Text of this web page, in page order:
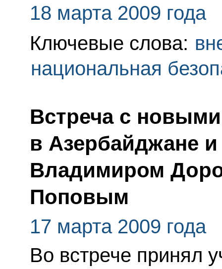
18 марта 2009 года
Ключевые слова:
национальная
Встреча с
в Азербайджане
Владимиром
Поповым
17 марта 2009 года
Во встрече принял